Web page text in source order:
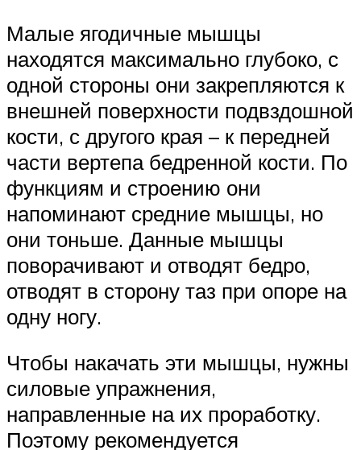
Малые ягодичные мышцы
находятся максимально глубоко, с
одной стороны они закрепляются к
внешней поверхности подвздошной
кости, с другого края – к передней
части вертепа бедренной кости. По
функциям и строению они
напоминают средние мышцы, но
они тоньше. Данные мышцы
поворачивают и отводят бедро,
отводят в сторону таз при опоре на
одну ногу.
Чтобы накачать эти мышцы, нужны
силовые упражнения,
направленные на их проработку.
Поэтому рекомендуется